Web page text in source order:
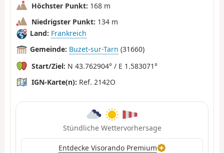
Höchster Punkt: 168 m
Niedrigster Punkt: 134 m
Land: Frankreich
Gemeinde: Buzet-sur-Tarn (31660)
Start/Ziel: N 43.762904° / E 1.583071°
IGN-Karte(n): Ref. 2142O
Stündliche Wettervorhersage
Entdecke Visorando Premium